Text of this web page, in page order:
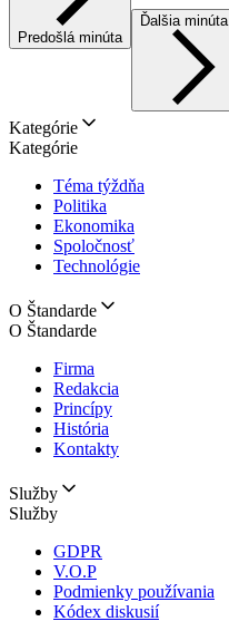
Predošlá minúta
Ďalšia minúta
Kategórie
Kategórie
Téma týždňa
Politika
Ekonomika
Spoločnosť
Technológie
O Štandarde
O Štandarde
Firma
Redakcia
Princípy
História
Kontakty
Služby
Služby
GDPR
V.O.P
Podmienky používania
Kódex diskusií